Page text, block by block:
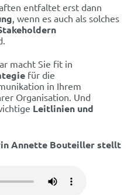
entfaltet erst dann
, wenn es auch als solches
macht Sie fit in
für die
in Ihrem
Organisation. Und
Leitlinien und
Annette Bouteiller stellt